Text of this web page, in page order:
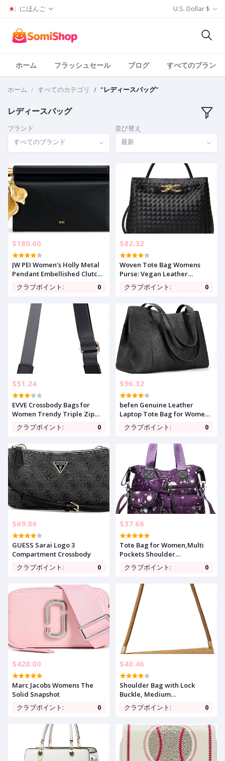
にほんご U.S. Dollar $
ホーム フラッシュセール ブログ すべてのブランド
ホーム すべてのカテゴリ "レディースバッグ"
レディースバッグ
ブランド
すべてのブランド
並び替え
最新
$180.60
JW PEI Women's Holly Metal
Pendant Embellished Clutch
クラブポイント: 0
$82.32
Woven Tote Bag Womens
Purse: Vegan Leather
Shoulder Handbags -
Fashion Summer Beach Tote
クラブポイント: 0
$51.24
EVVE Crossbody Bags for
Women Trendy Triple Zip
Small Crossbody Camera Bag
Purse with Wide Guitar Strap
クラブポイント: 0
$96.32
befen Genuine Leather
Laptop Tote Bag for Women,
Womens 15 Inch Computer
Bags Work Totes Purse
クラブポイント: 0
$69.86
GUESS Sarai Logo 3
Compartment Crossbody
クラブポイント:
0
$37.66
Tote Bag for Women,Multi
Pockets Shoulder
Handbag,Nurse Bag for
Work,Large Cross body
Handle Satchel
クラブポイント: 0
$420.00
Marc Jacobs Womens The
Solid Snapshot
クラブポイント:
0
$40.46
Shoulder Bag with Lock
Buckle, Medium
Size,Shoulder Bag
Underarm Purse (Suede
クラブポイント: 0